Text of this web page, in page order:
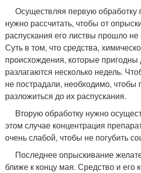
Осуществляя первую обработку
нужно рассчитать, чтобы от
распускания его листвы прошло
Суть в том, что средства,
происхождения, которые пригодны
разлагаются несколько недель.
не пострадали, необходимо, чтобы
разложиться до их распускания.
Вторую обработку нужно
этом случае концентрация
очень слабой, чтобы не погубить
Последнее опрыскивание
ближе к концу мая. Средство и его